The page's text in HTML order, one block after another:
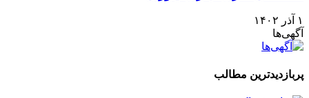
۱ آذر ۱۴۰۲
آگهی‌ها
پربازدیدترین مطالب